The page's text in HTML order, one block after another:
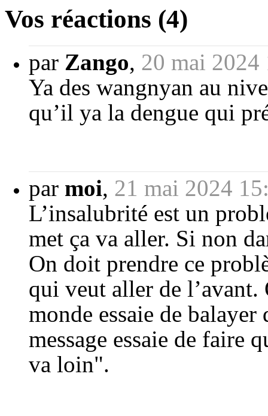
Vos réactions (4)
par Zango, 20 mai 2024
Ya des wangnyan au
qu’il ya la dengue qui
par moi, 21 mai 2024
L’insalubrité est un
met ça va aller. Si non
On doit prendre ce
qui veut aller de
monde essaie de
message essaie de faire
va loin".